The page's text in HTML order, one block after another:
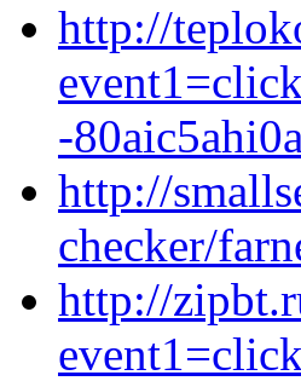
http://
-
http://
checker/
http://